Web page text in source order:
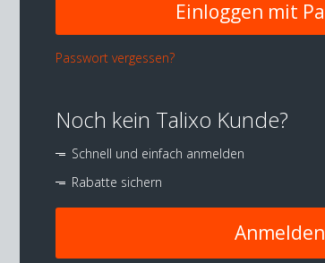
Passwort vergessen?
Noch kein Talixo Kunde?
Schnell und einfach anmelden
Rabatte sichern
Anmelden